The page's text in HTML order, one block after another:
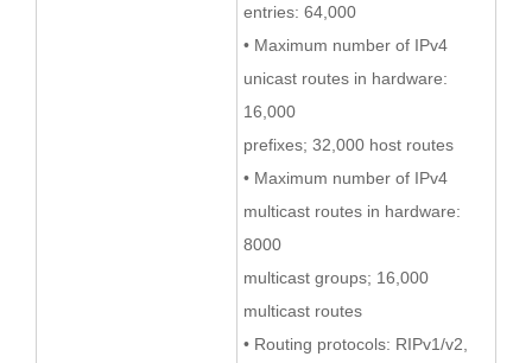
entries: 64,000
• Maximum number of IPv4
unicast routes in hardware:
16,000
prefixes; 32,000 host routes
• Maximum number of IPv4
multicast routes in hardware:
8000
multicast groups; 16,000
multicast routes
• Routing protocols: RIPv1/v2,